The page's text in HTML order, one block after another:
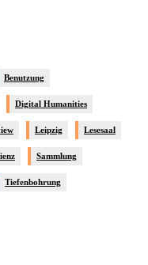
Benutzung
Digital Humanities
Leipzig Lesesaal
Sammlung
Tiefenbohrung